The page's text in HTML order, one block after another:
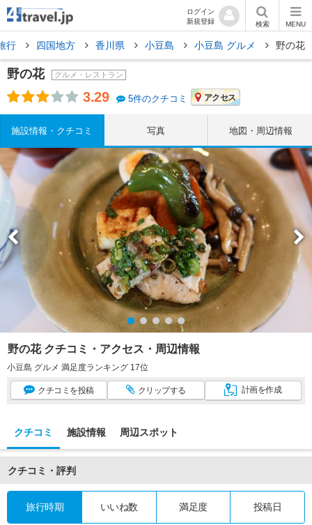
ログイン
新規登録
検索 MENU
行 四国地方 香川県 小豆島 小豆島 グルメ 野の花
野の花 グルメ・レストラン
3.29 5件のクチコミ アクセス
施設情報・クチコミ 写真 地図・周辺情報
野の花 クチコミ・アクセス・周辺情報
小豆島 グルメ 満足度ランキング 17位
クチコミ を投稿 クリップする 計画を作成
クチコミ 施設情報 周辺スポット
クチコミ・評判
旅行時期 いいね数 満足度 投稿日